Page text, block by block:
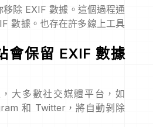
除 EXIF 數據。這個過程通
數據。也存在許多線上工具
會保留 EXIF 數據
大多數社交媒體平台，如
和 Twitter，將自動剝除